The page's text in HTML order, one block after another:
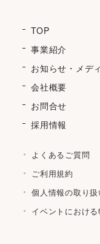
TOP
事業紹介
お知らせ・メデ
会社概要
お問合せ
採用情報
よくあるご質問
ご利用規約
個人情報の取り
イベントにおけ